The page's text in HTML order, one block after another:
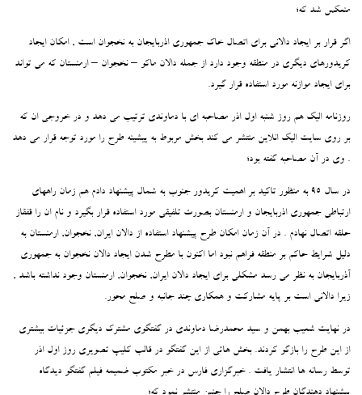
منعکس شد که؛
اگر قرار بر ایجاد دالانی برای اتصال خاک جمهوری اذربایجان به نخجوان است , امکان ایجاد
کریدورهای دیگری در منطقه وجود دارد از جمله دالان ماکو – نخجوان – ارمنستان که می تواند
برای ایجاد موازنه مورد استفاده قرار گیرد.
روزنامه الیک هم روز شنبه اول اذر مصاحبه ای با دماوندی ترتیب می دهد و در خروجی ان که
بر روی سایت الیک انلاین منتشر می کند بخش مربوط به پیشینه طرح را مورد توجه قرار می دهد
. وی در آن مصاحبه گفته بود؛
در سال 95 به منظور تاکید بر اهمیت کریدور جنوب به شمال پیشنهاد دادم هم زمان راههای
ارتباطی جمهوری اذربایجان و ارمنستان بصورت تلفیقی مورد استفاده قرار بگیرد و نام ان را قفقاز
حلقه اتصال نهادم . در آن زمان امکان طرح پیشنهاد استفاده از دالان ایران, نخجوان, ارمنستان به
دلیل شرایط حاکم بر منطقه فراهم نبود اما اکنون با مطرح شدن ایجاد دالان نخجوان به جمهوری
آذربایجان به نظر می رسد مشکلی برای ایجاد دالان ایران, نخجوان, ارمنستان وجود نداشته باشد ,
زیرا دالانی است بر پایه مشارکت و همکاری چند جانبه و صلح محور.
در نهایت شعیب بهمن و سید محمدرضا دماوندی در گفتگوی مشترک دیگری جزئیات بیشتری
از این طرح را بازگو کردند. بخش هائی از این گفتگو در قالب کلیپ تصویری روز اول اذر
توسط رسانه ها انتشار یافت . خبرگزاری فارس در خبر مکتوب ضمیمه فیلم گفتگو دیدگاه